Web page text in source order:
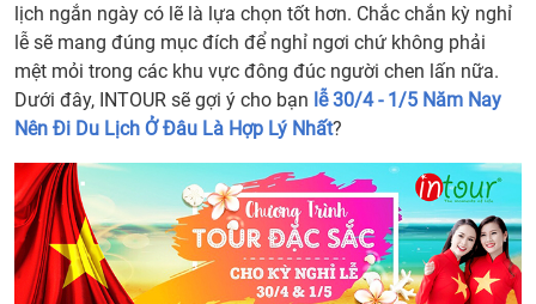
lịch ngắn ngày có lẽ là lựa chọn tốt hơn. Chắc chắn kỳ nghỉ
lễ sẽ mang đúng mục đích để nghỉ ngơi chứ không phải
mệt mỏi trong các khu vực đông đúc người chen lấn nữa.
Dưới đây, INTOUR sẽ gợi ý cho bạn lễ 30/4 - 1/5 Năm Nay
Nên Đi Du Lịch Ở Đâu Là Hợp Lý Nhất?